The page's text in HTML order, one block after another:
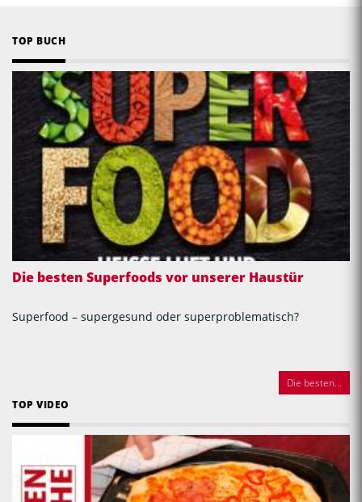
TOP BUCH
Die besten Superfoods vor unserer Haustür
Superfood – supergesund oder superproblematisch?
Die besten...
TOP VIDEO